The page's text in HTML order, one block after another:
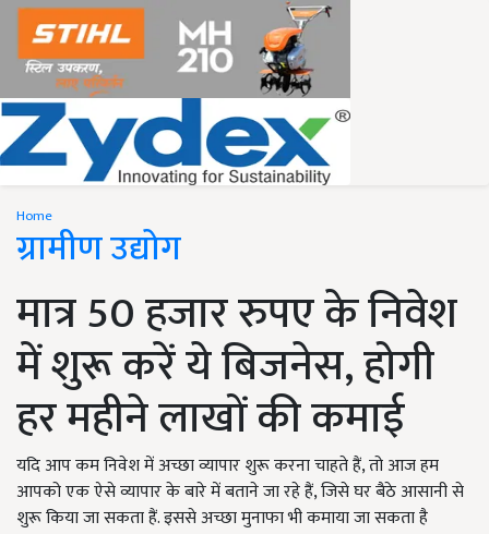
Home
ग्रामीण उद्योग
मात्र 50 हजार रुपए के निवेश
में शुरू करें ये बिजनेस, होगी
हर महीने लाखों की कमाई
यदि आप कम निवेश में अच्छा व्यापार शुरू करना चाहते हैं, तो आज हम
आपको एक ऐसे व्यापार के बारे में बताने जा रहे हैं, जिसे घर बैठे आसानी से
शुरू किया जा सकता हैं. इससे अच्छा मुनाफा भी कमाया जा सकता है